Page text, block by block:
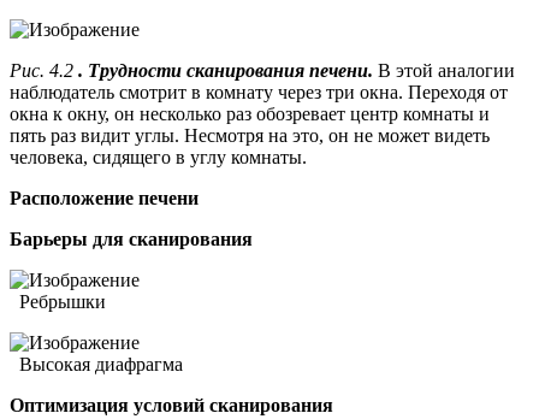
Рис. 4.2 . Трудности сканирования печени. В этой аналогии
наблюдатель смотрит в комнату через три окна. Переходя от
окна к окну, он несколько раз обозревает центр комнаты и
пять раз видит углы. Несмотря на это, он не может видеть
человека, сидящего в углу комнаты.
Расположение печени
Барьеры для сканирования
Ребрышки
Высокая диафрагма
Оптимизация условий сканирования